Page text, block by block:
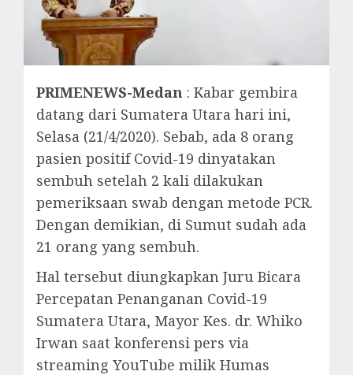
PRIMENEWS-Medan : Kabar gembira
datang dari Sumatera Utara hari ini,
Selasa (21/4/2020). Sebab, ada 8 orang
pasien positif Covid-19 dinyatakan
sembuh setelah 2 kali dilakukan
pemeriksaan swab dengan metode PCR.
Dengan demikian, di Sumut sudah ada
21 orang yang sembuh.
Hal tersebut diungkapkan Juru Bicara
Percepatan Penanganan Covid-19
Sumatera Utara, Mayor Kes. dr. Whiko
Irwan saat konferensi pers via
streaming YouTube milik Humas